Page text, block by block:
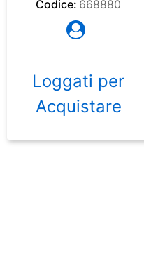
Codice: 668880
Loggati per
Acquistare